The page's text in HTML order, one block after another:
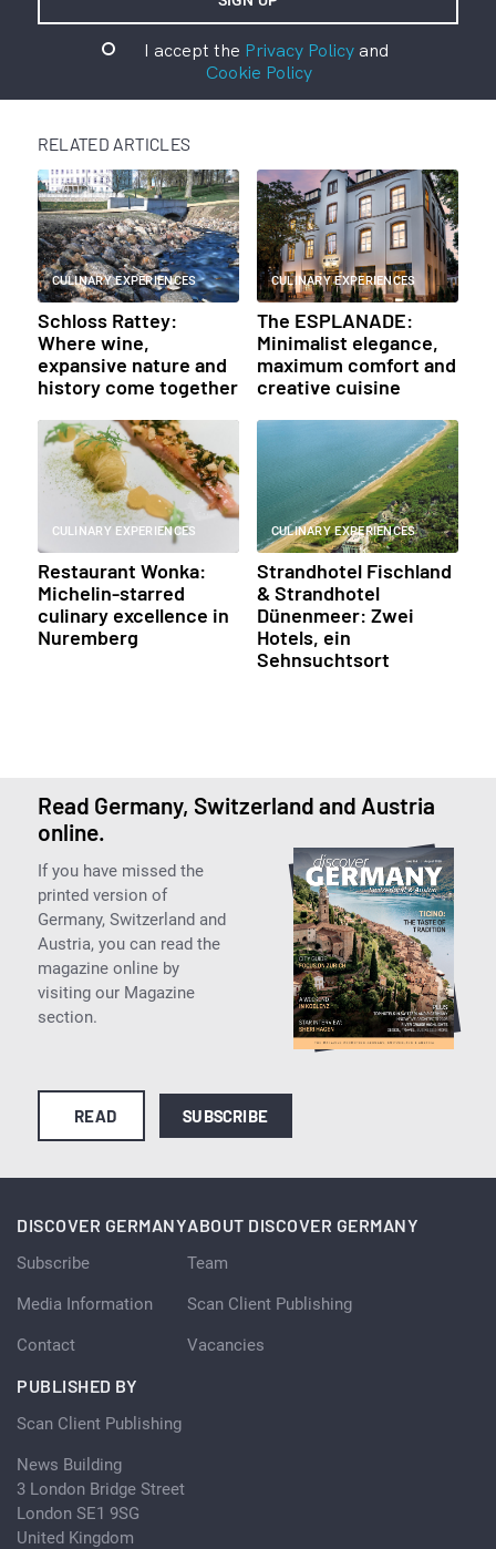
I accept the Privacy Policyand
Cookie Policy
RELATED ARTICLES
CULINARY EXPERIENCES
Schloss Rattey:
Where wine,
expansive nature and
history come together
CULINARY EXPERIENCES
The ESPLANADE:
Minimalist elegance,
maximum comfort and
creative cuisine
CULINARY EXPERIENCES
Restaurant Wonka:
Michelin-starred
culinary excellence in
Nuremberg
CULINARY EXPERIENCES
Strandhotel Fischland
& Strandhotel
Dünenmeer: Zwei
Hotels, ein
Sehnsuchtsort
Read Germany, Switzerland and Austria
online.
If you have missed the
printed version of
Germany, Switzerland and
Austria, you can read the
magazine online by
visiting our Magazine
section.
READ SUBSCRIBE
DISCOVER GERMANY
Subscribe
Media Information
Contact
ABOUT DISCOVER GERMANY
Team
Scan Client Publishing
Vacancies
PUBLISHED BY
Scan Client Publishing
News Building
3 London Bridge Street
London SE1 9SG
United Kingdom